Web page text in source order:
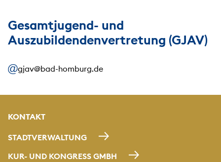
Gesamtjugend- und
Auszubildendenvertretung (GJAV)
gjav@bad-homburg.de
KONTAKT
STADTVERWALTUNG
KUR- UND KONGRESS GMBH